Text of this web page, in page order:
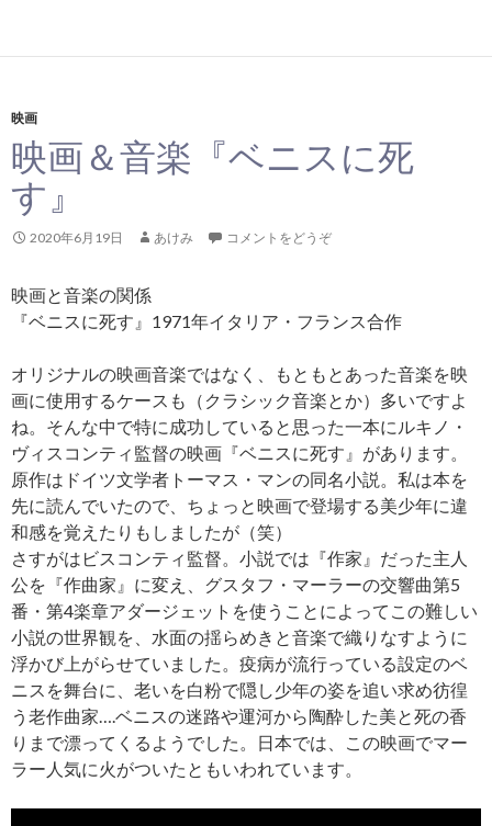
映画
映画＆音楽『ベニスに死
す』
2020年6月19日 あけみ コメントをどうぞ
映画と音楽の関係
『ベニスに死す』1971年イタリア・フランス合作
オリジナルの映画音楽ではなく、もともとあった音楽を映
画に使用するケースも（クラシック音楽とか）多いですよ
ね。そんな中で特に成功していると思った一本にルキノ・
ヴィスコンティ監督の映画『ベニスに死す』があります。
原作はドイツ文学者トーマス・マンの同名小説。私は本を
先に読んでいたので、ちょっと映画で登場する美少年に違
和感を覚えたりもしましたが（笑）
さすがはビスコンティ監督。小説では『作家』だった主人
公を『作曲家』に変え、グスタフ・マーラーの交響曲第5
番・第4楽章アダージェットを使うことによってこの難しい
小説の世界観を、水面の揺らめきと音楽で織りなすように
浮かび上がらせていました。疫病が流行っている設定のベ
ニスを舞台に、老いを白粉で隠し少年の姿を追い求め彷徨
う老作曲家….ベニスの迷路や運河から陶酔した美と死の香
りまで漂ってくるようでした。日本では、この映画でマー
ラー人気に火がついたともいわれています。